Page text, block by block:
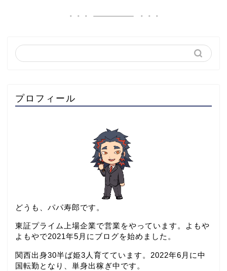
プロフィール
どうも、パパ寿郎です。
東証プライム上場企業で営業をやっています。よもや
よもやで2021年5月にブログを始めました。
関西出身30半ば姫3人育てています。2022年6月に中
国転勤となり、単身出稼ぎ中です。